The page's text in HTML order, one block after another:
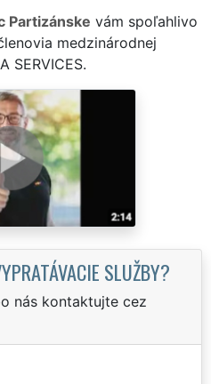
Partizánske vám spoľahlivo
medzinárodnej
SERVICES.
SLUŽBY?
nás kontaktujte cez